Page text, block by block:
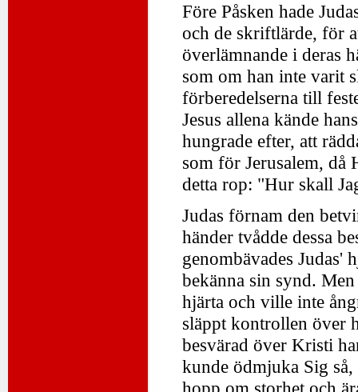
Före Påsken hade
och de skriftlärde, för
överlämnande i deras
som om han inte varit
förberedelserna till
Jesus allena kände
hungrade efter, att
som för Jerusalem, då
detta rop: "Hur skall
Judas förnam den
händer tvådde dessa
genombävades Judas'
bekänna sin synd.
hjärta och ville inte
släppt kontrollen över
besvärad över Kristi
kunde ödmjuka Sig